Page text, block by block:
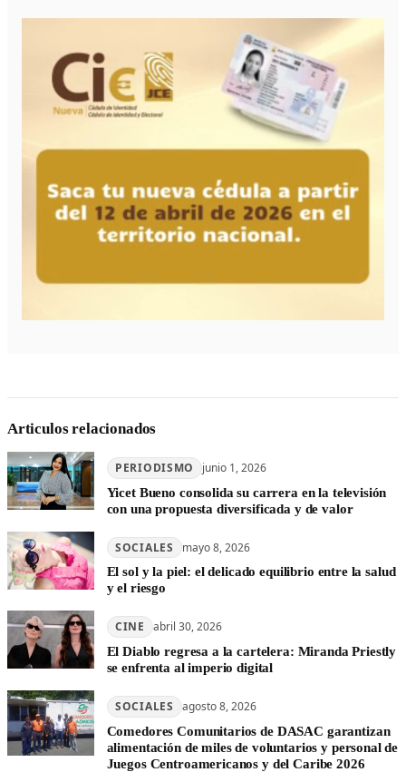
Articulos relacionados
PERIODISMO junio 1, 2026
Yicet Bueno consolida su carrera en la televisión
con una propuesta diversificada y de valor
SOCIALES mayo 8, 2026
El sol y la piel: el delicado equilibrio entre la salud
y el riesgo
CINE abril 30, 2026
El Diablo regresa a la cartelera: Miranda Priestly
se enfrenta al imperio digital
SOCIALES agosto 8, 2026
Comedores Comunitarios de DASAC garantizan
alimentación de miles de voluntarios y personal de
Juegos Centroamericanos y del Caribe 2026